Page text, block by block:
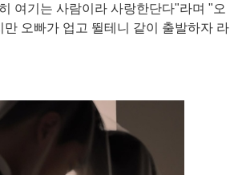
여기는 사람이라 사랑한단다"라며 "오
오빠가 업고 뛸테니 같이 출발하자 라